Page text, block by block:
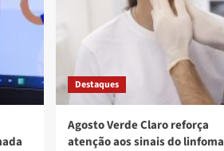
Destaques
Agosto Verde Claro reforça
atenção aos sinais do linfoma